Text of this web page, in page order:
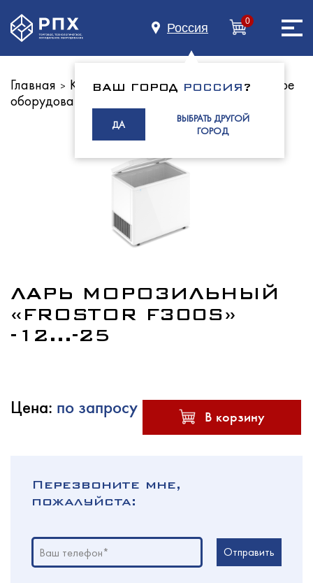
Россия
ВАШ ГОРОД РОССИЯ ?
ДА
ВЫБРАТЬ ДРУГОЙ
ГОРОД
0
О нас
Каталог
Индустриям
Новости
Для покупателей
Контакты
Главная > Каталог оборудования>Холодильное
оборудование
ЛАРЬ МОРОЗИЛЬНЫЙ
«FROSTOR F300S»
-12...-25
Цена: по запросу В корзину
Перезвоните мне,
пожалуйста:
Ваш телефон* Отправить